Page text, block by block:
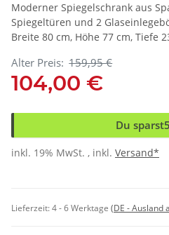
Moderner Spiegelschrank aus
Spiegeltüren und 2
Breite 80 cm, Höhe 77 cm, Tiefe
Alter Preis: 159,95 €
104,00 €
Du sparst
inkl. 19% MwSt. , inkl. Versand*
Lieferzeit:4 - 6 Werktage (DE - Ausland